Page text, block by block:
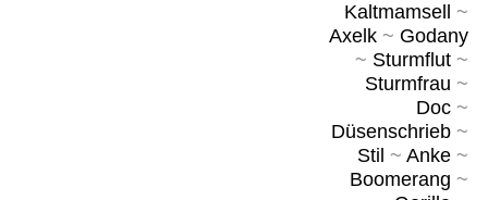
Kaltmamsell
~
Axelk~ Godany
~ Sturmflut~
Sturmfrau ~
Doc~
Düsenschrieb~
Stil ~ Anke~
Boomerang ~